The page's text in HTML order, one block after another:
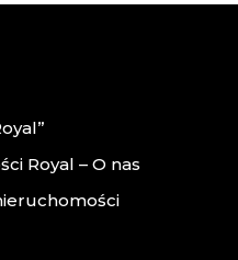
Royal – O nas